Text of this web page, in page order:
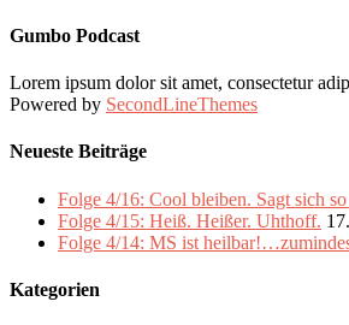
Gumbo Podcast
Lorem ipsum dolor sit amet, consectetur
Powered by SecondLineThemes
Neueste Beiträge
Folge 4/16: Cool bleiben. Sagt sich
Folge 4/15: Heiß. Heißer. Uhthoff.
Folge 4/14: MS ist
Kategorien